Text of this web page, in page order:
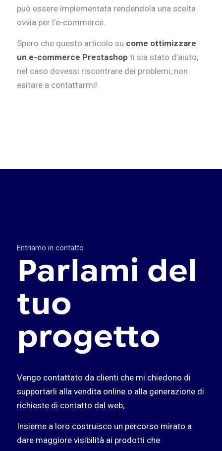
può essere implementata rendendola una scelta
ovvia per l’e-commerce.
Spero che questo articolo su come ottimizzare
un e-commerce Prestashop ti sia stato d’aiuto,
nel caso dovessi riscontrare dei problemi, non
esitare a contattarmi!
Entriamo in contatto
Parlami del
tuo
progetto
Vengo contattato da clienti che mi chiedono di
supportarli alla vendita online o alla generazione di
richieste di contatto dal web;
Insieme a loro costruisco un percorso mirato a
dare maggiore visibilità ai prodotti che